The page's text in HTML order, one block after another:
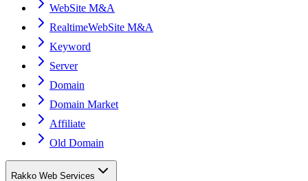
WebSite M&A
RealtimeWebSite M&A
Keyword
Server
Domain
Domain Market
Affiliate
Old Domain
Rakko Web Services